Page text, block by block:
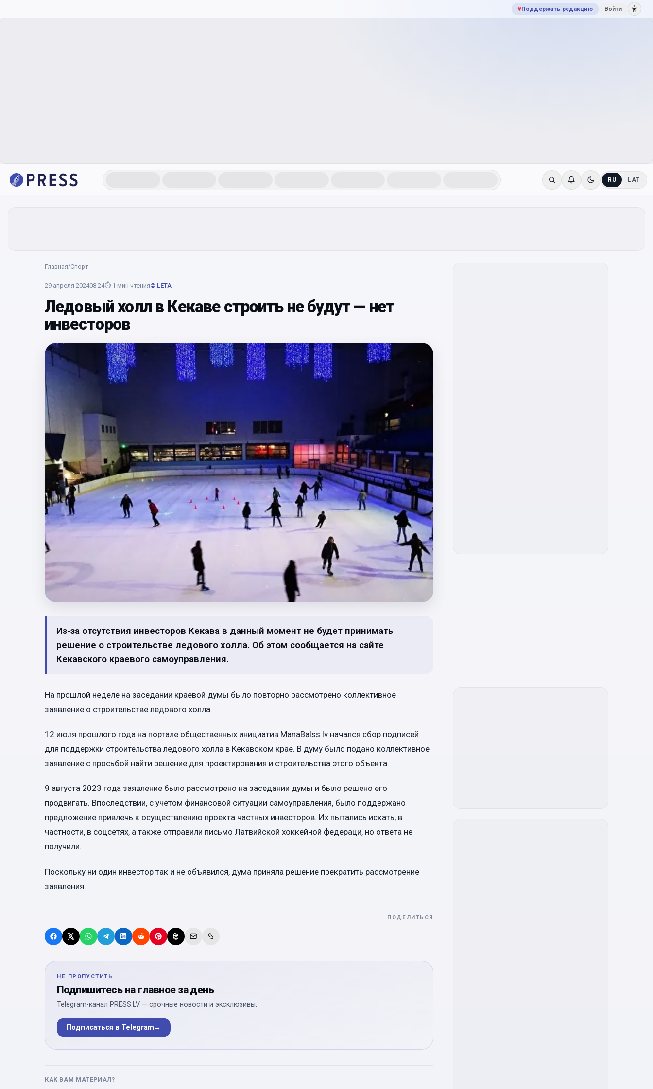
♥Поддержать редакцию Войти
RU LAT
Главная/Спорт
29 апреля 202408:24⏱ 1 мин чтения© LETA
Ледовый холл в Кекаве строить не будут — нет
инвесторов
Из-за отсутствия инвесторов Кекава в данный момент не будет принимать
решение о строительстве ледового холла. Об этом сообщается на сайте
Кекавского краевого самоуправления.
На прошлой неделе на заседании краевой думы было повторно рассмотрено коллективное
заявление о строительстве ледового холла.
12 июля прошлого года на портале общественных инициатив ManaBalss.lv начался сбор подписей
для поддержки строительства ледового холла в Кекавском крае. В думу было подано коллективное
заявление с просьбой найти решение для проектирования и строительства этого объекта.
9 августа 2023 года заявление было рассмотрено на заседании думы и было решено его
продвигать. Впоследствии, с учетом финансовой ситуации самоуправления, было поддержано
предложение привлечь к осуществлению проекта частных инвесторов. Их пытались искать, в
частности, в соцсетях, а также отправили письмо Латвийской хоккейной федераци, но ответа не
получили.
Поскольку ни один инвестор так и не объявился, дума приняла решение прекратить рассмотрение
заявления.
ПОДЕЛИТЬСЯ
НЕ ПРОПУСТИТЬ
Подпишитесь на главное за день
Telegram-канал PRESS.LV — срочные новости и эксклюзивы.
Подписаться в Telegram→
КАК ВАМ МАТЕРИАЛ?